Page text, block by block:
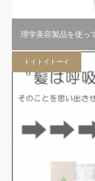
理学美容製品を使っ
トイトイトーイ